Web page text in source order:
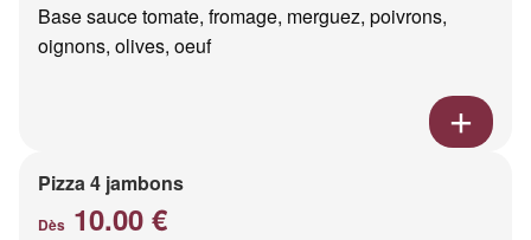
Base sauce tomate, fromage, merguez, poivrons,
oignons, olives, oeuf
Pizza 4 jambons
Dès 10.00 €